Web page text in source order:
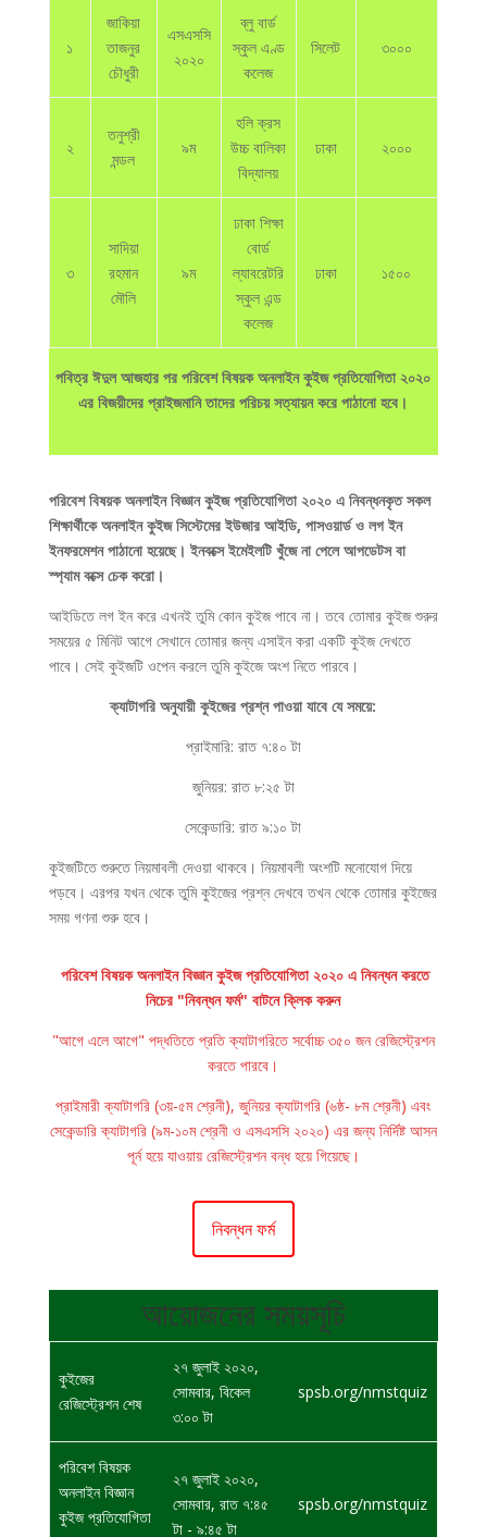
১
জাকিয়া
তাজনুর
চৌধুরী
এসএসসি
২০২০
ব্লু বার্ড
স্কুল এণ্ড
কলেজ
সিলেট ৩০০০
২
তনুশ্রী
মন্ডল
৯ম
হলি ক্রস
উচ্চ বালিকা
বিদ্যালয়
ঢাকা ২০০০
৩
সাদিয়া
রহমান
মৌলি
৯ম
ঢাকা শিক্ষা
বোর্ড
ল্যাবরেটরি
স্কুল এন্ড
কলেজ
ঢাকা ১৫০০
পবিত্র ঈদুল আজহার পর পরিবেশ বিষয়ক অনলাইন কুইজ প্রতিযোগিতা ২০২০
এর বিজয়ীদের প্রাইজমানি তাদের পরিচয় সত্যায়ন করে পাঠানো হবে।
পরিবেশ বিষয়ক অনলাইন বিজ্ঞান কুইজ প্রতিযোগিতা ২০২০ এ নিবন্ধনকৃত সকল
শিক্ষার্থীকে অনলাইন কুইজ সিস্টেমের ইউজার আইডি, পাসওয়ার্ড ও লগ ইন
ইনফরমেশন পাঠানো হয়েছে। ইনবক্সে ইমেইলটি খুঁজে না পেলে আপডেটস বা
স্প্যাম বক্সে চেক করো।
আইডিতে লগ ইন করে এখনই তুমি কোন কুইজ পাবে না। তবে তোমার কুইজ শুরুর
সময়ের ৫ মিনিট আগে সেখানে তোমার জন্য এসাইন করা একটি কুইজ দেখতে
পাবে। সেই কুইজটি ওপেন করলে তুমি কুইজে অংশ নিতে পারবে।
ক্যাটাগরি অনুযায়ী কুইজের প্রশ্ন পাওয়া যাবে যে সময়ে:
প্রাইমারি: রাত ৭:৪০ টা
জুনিয়র: রাত ৮:২৫ টা
সেকেন্ডারি: রাত ৯:১০ টা
কুইজটিতে শুরুতে নিয়মাবলী দেওয়া থাকবে। নিয়মাবলী অংশটি মনোযোগ দিয়ে
পড়বে। এরপর যখন থেকে তুমি কুইজের প্রশ্ন দেখবে তখন থেকে তোমার কুইজের
সময় গণনা শুরু হবে।
পরিবেশ বিষয়ক অনলাইন বিজ্ঞান কুইজ প্রতিযোগিতা ২০২০ এ নিবন্ধন করতে
নিচের "নিবন্ধন ফর্ম" বাটনে ক্লিক করুন
"আগে এলে আগে" পদ্ধতিতে প্রতি ক্যাটাগরিতে সর্বোচ্চ ৩৫০ জন রেজিস্ট্রেশন
করতে পারবে।
প্রাইমারী ক্যাটাগরি (৩য়-৫ম শ্রেনী), জুনিয়র ক্যাটাগরি (৬ষ্ঠ- ৮ম শ্রেনী) এবং
সেকেন্ডারি ক্যাটাগরি (৯ম-১০ম শ্রেনী ও এসএসসি ২০২০) এর জন্য নির্দিষ্ট আসন
পূর্ন হয়ে যাওয়ায় রেজিস্ট্রেশন বন্ধ হয়ে গিয়েছে।
নিবন্ধন ফর্ম
আয়োজনের সময়সূচি
কুইজের
রেজিস্ট্রেশন শেষ
২৭ জুলাই ২০২০,
সোমবার, বিকেল
৩:০০ টা
spsb.org/nmstquiz
পরিবেশ বিষয়ক
অনলাইন বিজ্ঞান
কুইজ প্রতিযোগিতা
২৭ জুলাই ২০২০,
সোমবার, রাত ৭:৪৫
টা - ৯:৪৫ টা
spsb.org/nmstquiz